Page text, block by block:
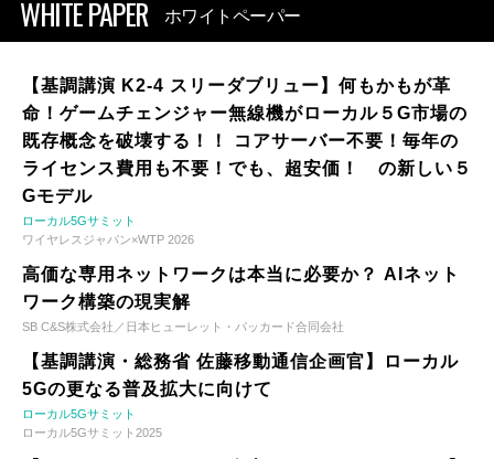
WHITE PAPER ホワイトペーパー
【基調講演 K2-4 スリーダブリュー】何もかもが革
命！ゲームチェンジャー無線機がローカル５G市場の
既存概念を破壊する！！ コアサーバー不要！毎年の
ライセンス費用も不要！でも、超安価！ の新しい５
Gモデル
ローカル5Gサミット
ワイヤレスジャパン×WTP 2026
高価な専用ネットワークは本当に必要か？ AIネット
ワーク構築の現実解
SB C&S株式会社／日本ヒューレット・パッカード合同会社
【基調講演・総務省 佐藤移動通信企画官】ローカル
5Gの更なる普及拡大に向けて
ローカル5Gサミット
ローカル5Gサミット2025